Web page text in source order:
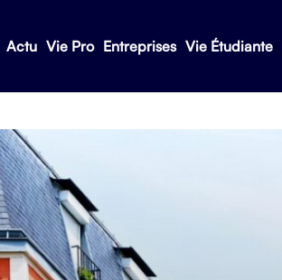
Actu Vie Pro Entreprises Vie Étudiante